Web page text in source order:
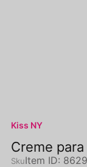
Kiss NY
Creme
Item ID: